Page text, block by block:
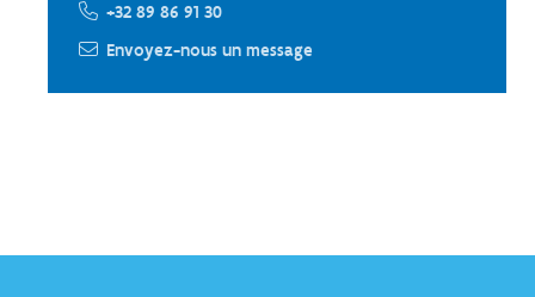
+32 89 86 91 30
Envoyez-nous un message